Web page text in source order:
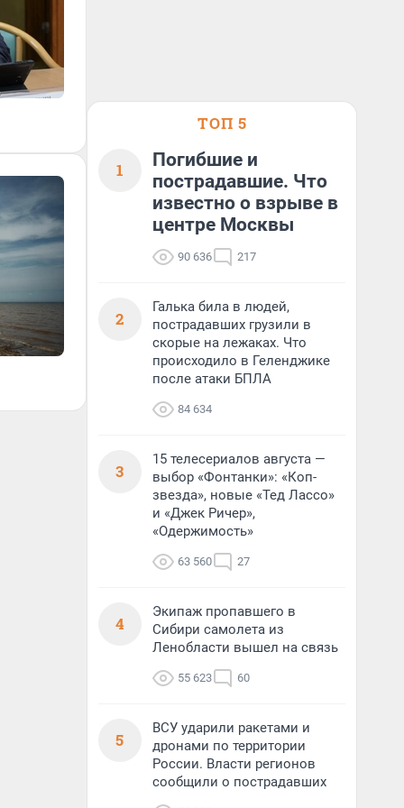
ТОП 5
1
Погибшие и
пострадавшие. Что
известно о взрыве в
центре Москвы
90 636 217
2
Галька била в людей,
пострадавших грузили в
скорые на лежаках. Что
происходило в Геленджике
после атаки БПЛА
84 634
3
15 телесериалов августа —
выбор «Фонтанки»: «Коп-
звезда», новые «Тед Лассо»
и «Джек Ричер»,
«Одержимость»
63 560 27
4
Экипаж пропавшего в
Сибири самолета из
Ленобласти вышел на связь
55 623 60
5
ВСУ ударили ракетами и
дронами по территории
России. Власти регионов
сообщили о пострадавших